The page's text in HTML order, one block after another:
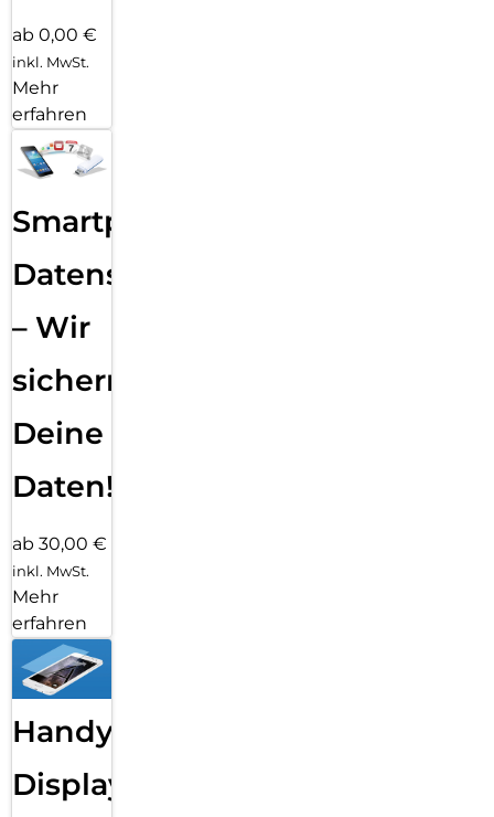
ab 0,00 €
inkl. MwSt.
Mehr
erfahren
Smartphone
Datensicherung
– Wir
sichern
Deine
Daten!
ab 30,00 €
inkl. MwSt.
Mehr
erfahren
Handy
Displayfolie